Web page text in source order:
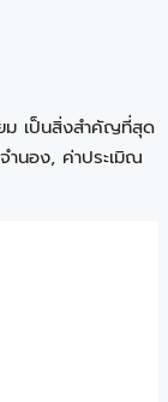
ม เป็นสิ่งสำคัญที่สุด
ำนอง, ค่าประเมิณ